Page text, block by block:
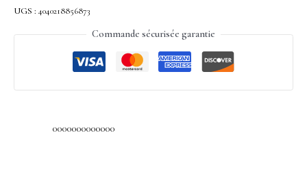
UGS : 4040218856873
Commande sécurisée garantie
0000000000000